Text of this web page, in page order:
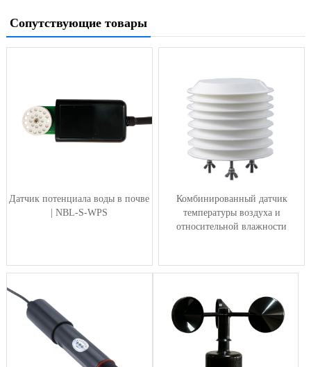
Сопутствующие товары
Датчик потенциала воды в почве
| NBL-S-WPS
Комбинированный датчик
температуры воздуха и
относительной влажности